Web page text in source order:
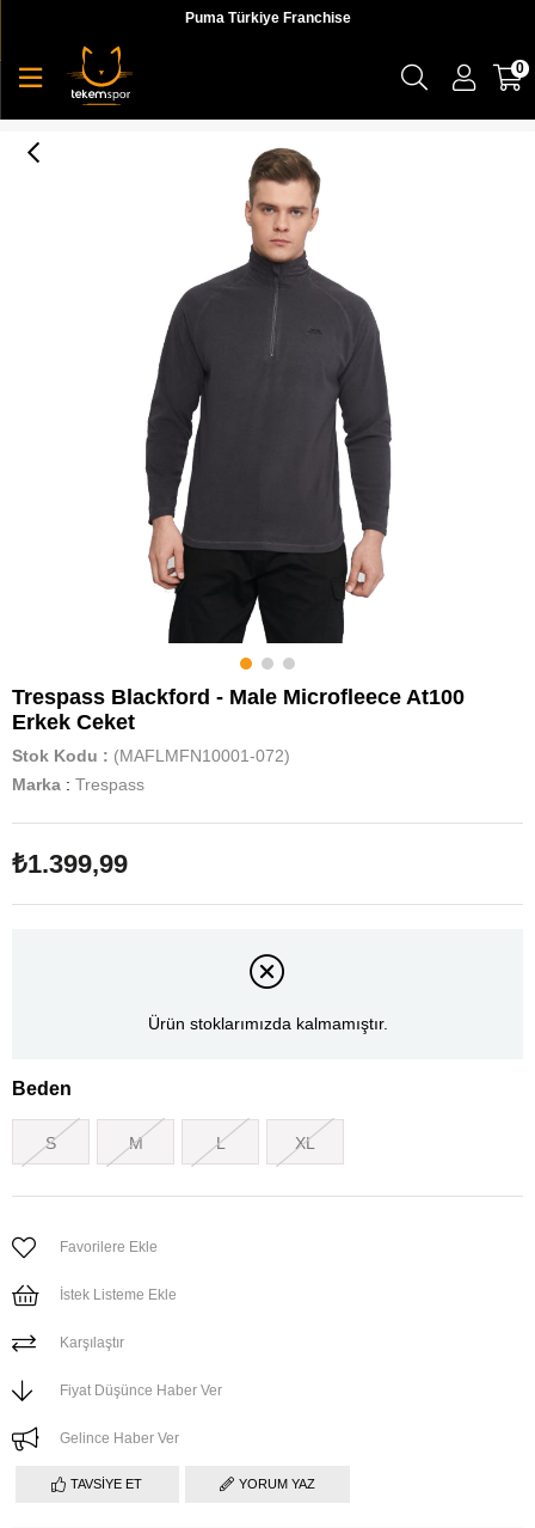
Puma Türkiye Franchise
0
Trespass Blackford - Male Microfleece At100
Erkek Ceket
Stok Kodu
(MAFLMFN10001-072)
Marka : Trespass
₺1.399,99
Ürün stoklarımızda kalmamıştır.
Beden
S M L XL
Favorilere Ekle
İstek Listeme Ekle
Karşılaştır
Fiyat Düşünce Haber Ver
Gelince Haber Ver
TAVSIYE ET YORUM YAZ